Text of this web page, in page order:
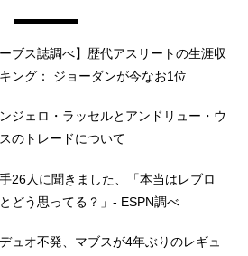
ーブス誌調べ】歴代アスリートの生涯収
ング： ジョーダンが今なお1位
ジェロ・ラッセルとアンドリュー・ウ
のトレードについて
26人に聞きました、「本当はレブロ
どう思ってる？」- ESPN調べ
ュオ不発、マブスが4年ぶりのレギュ